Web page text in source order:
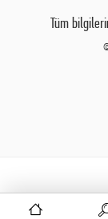
Tüm